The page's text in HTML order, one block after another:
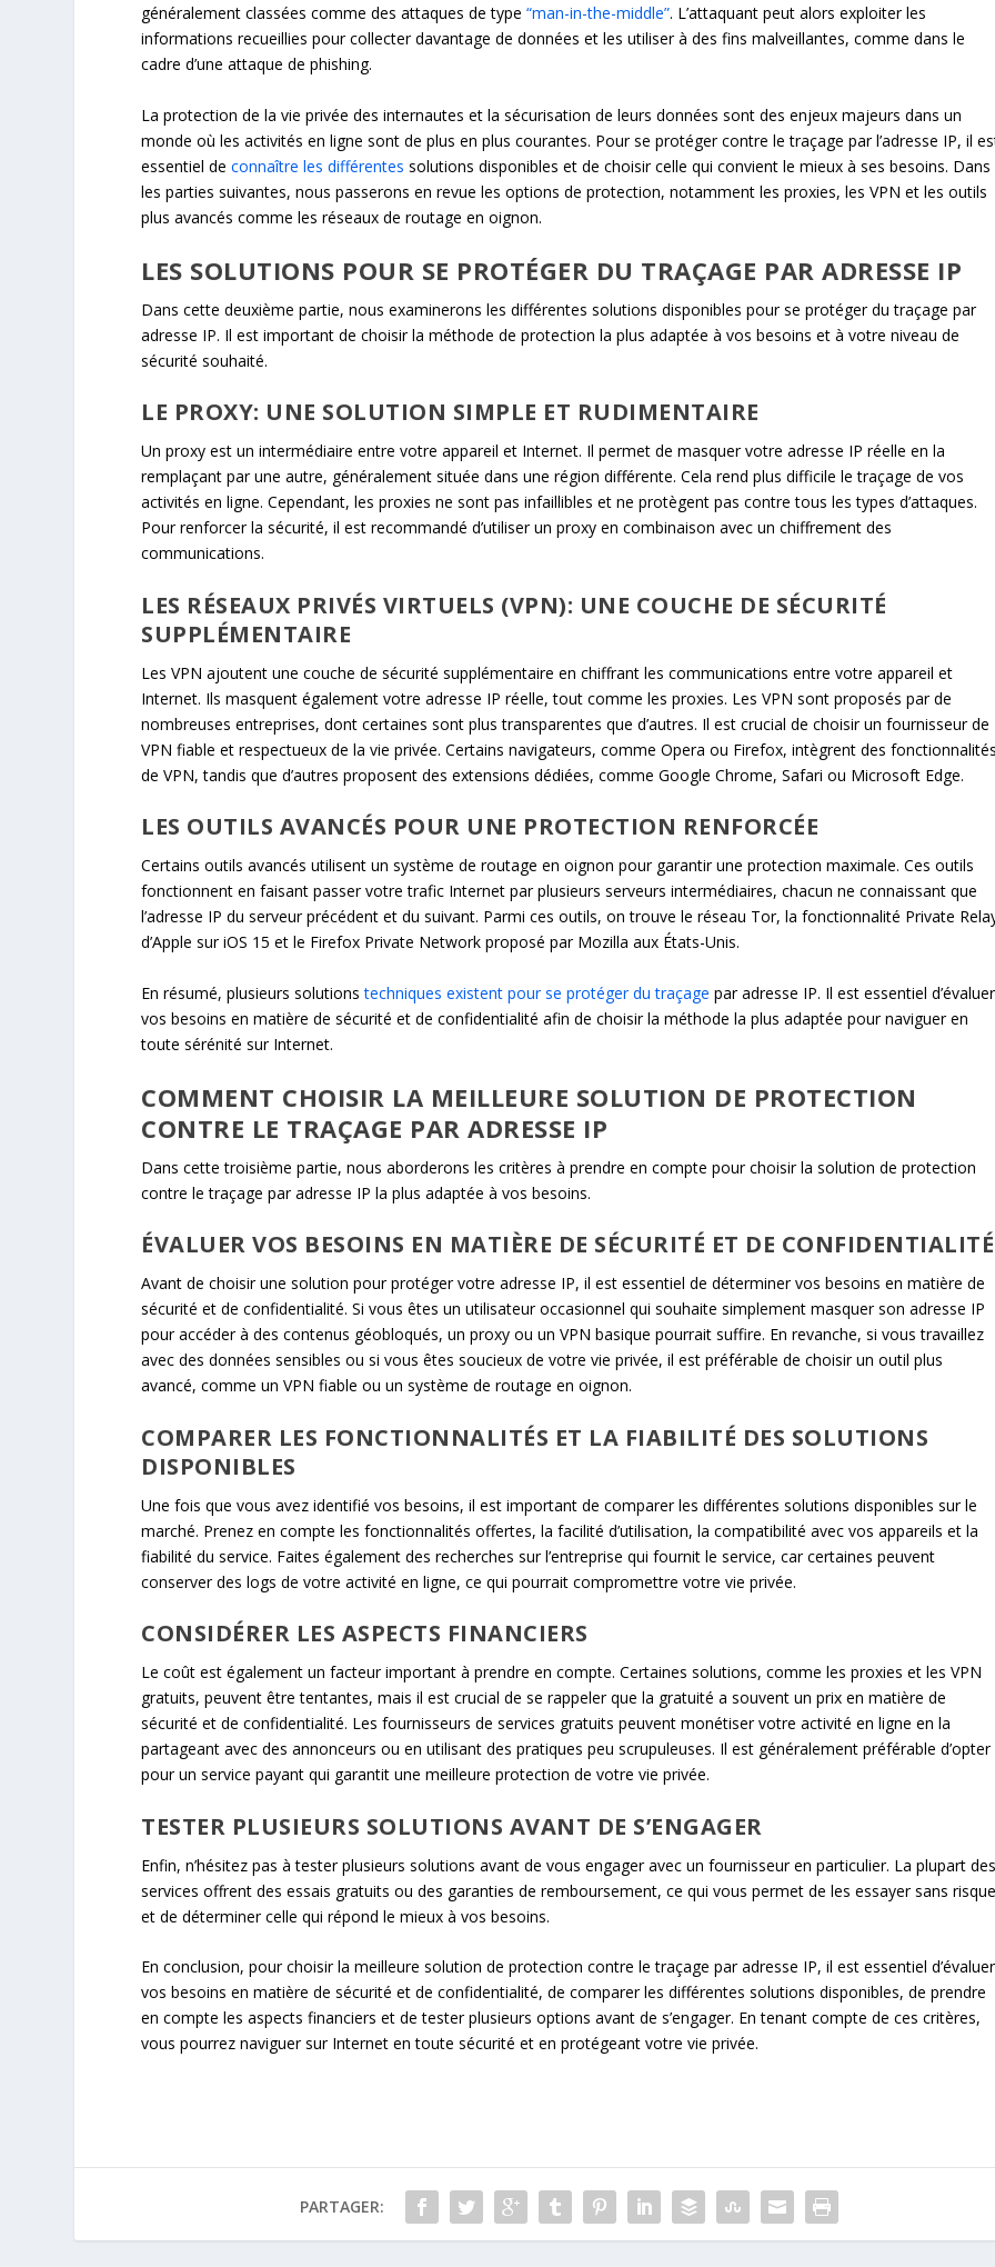
généralement classées comme des attaques de type“man-in-the-middle”. L’attaquant peut alors exploiter les
informations recueillies pour collecter davantage de données et les utiliser à des fins malveillantes, comme dans le
cadre d’une attaque de phishing.
La protection de la vie privée des internautes et la sécurisation de leurs données sont des enjeux majeurs dans un
monde où les activités en ligne sont de plus en plus courantes. Pour se protéger contre le traçage par l’adresse IP, il
essentiel deconnaître les différentes solutions disponibles et de choisir celle qui convient le mieux à ses besoins. Dans
les parties suivantes, nous passerons en revue les options de protection, notamment les proxies, les VPN et les outils
plus avancés comme les réseaux de routage en oignon.
LES SOLUTIONS POUR SE PROTÉGER DU TRAÇAGE PAR ADRESSE IP
Dans cette deuxième partie, nous examinerons les différentes solutions disponibles pour se protéger du traçage par
adresse IP. Il est important de choisir la méthode de protection la plus adaptée à vos besoins et à votre niveau de
sécurité souhaité.
LE PROXY: UNE SOLUTION SIMPLE ET RUDIMENTAIRE
Un proxy est un intermédiaire entre votre appareil et Internet. Il permet de masquer votre adresse IP réelle en la
remplaçant par une autre, généralement située dans une région différente. Cela rend plus difficile le traçage de vos
activités en ligne. Cependant, les proxies ne sont pas infaillibles et ne protègent pas contre tous les types d’attaques.
Pour renforcer la sécurité, il est recommandé d’utiliser un proxy en combinaison avec un chiffrement des
communications.
LES RÉSEAUX PRIVÉS VIRTUELS (VPN): UNE COUCHE DE SÉCURITÉ
SUPPLÉMENTAIRE
Les VPN ajoutent une couche de sécurité supplémentaire en chiffrant les communications entre votre appareil et
Internet. Ils masquent également votre adresse IP réelle, tout comme les proxies. Les VPN sont proposés par de
nombreuses entreprises, dont certaines sont plus transparentes que d’autres. Il est crucial de choisir un fournisseur de
VPN fiable et respectueux de la vie privée. Certains navigateurs, comme Opera ou Firefox, intègrent des
de VPN, tandis que d’autres proposent des extensions dédiées, comme Google Chrome, Safari ou Microsoft Edge.
LES OUTILS AVANCÉS POUR UNE PROTECTION RENFORCÉE
Certains outils avancés utilisent un système de routage en oignon pour garantir une protection maximale. Ces outils
fonctionnent en faisant passer votre trafic Internet par plusieurs serveurs intermédiaires, chacun ne connaissant que
l’adresse IP du serveur précédent et du suivant. Parmi ces outils, on trouve le réseau Tor, la fonctionnalité Private
d’Apple sur iOS 15 et le Firefox Private Network proposé par Mozilla aux États-Unis.
En résumé, plusieurs solutionstechniques existent pour se protéger du traçage par adresse IP. Il est essentiel d’évaluer
vos besoins en matière de sécurité et de confidentialité afin de choisir la méthode la plus adaptée pour naviguer en
toute sérénité sur Internet.
COMMENT CHOISIR LA MEILLEURE SOLUTION DE PROTECTION
CONTRE LE TRAÇAGE PAR ADRESSE IP
Dans cette troisième partie, nous aborderons les critères à prendre en compte pour choisir la solution de protection
contre le traçage par adresse IP la plus adaptée à vos besoins.
ÉVALUER VOS BESOINS EN MATIÈRE DE SÉCURITÉ ET DE CONFIDENTIALITÉ
Avant de choisir une solution pour protéger votre adresse IP, il est essentiel de déterminer vos besoins en matière de
sécurité et de confidentialité. Si vous êtes un utilisateur occasionnel qui souhaite simplement masquer son adresse IP
pour accéder à des contenus géobloqués, un proxy ou un VPN basique pourrait suffire. En revanche, si vous travaillez
avec des données sensibles ou si vous êtes soucieux de votre vie privée, il est préférable de choisir un outil plus
avancé, comme un VPN fiable ou un système de routage en oignon.
COMPARER LES FONCTIONNALITÉS ET LA FIABILITÉ DES SOLUTIONS
DISPONIBLES
Une fois que vous avez identifié vos besoins, il est important de comparer les différentes solutions disponibles sur le
marché. Prenez en compte les fonctionnalités offertes, la facilité d’utilisation, la compatibilité avec vos appareils et la
fiabilité du service. Faites également des recherches sur l’entreprise qui fournit le service, car certaines peuvent
conserver des logs de votre activité en ligne, ce qui pourrait compromettre votre vie privée.
CONSIDÉRER LES ASPECTS FINANCIERS
Le coût est également un facteur important à prendre en compte. Certaines solutions, comme les proxies et les VPN
gratuits, peuvent être tentantes, mais il est crucial de se rappeler que la gratuité a souvent un prix en matière de
sécurité et de confidentialité. Les fournisseurs de services gratuits peuvent monétiser votre activité en ligne en la
partageant avec des annonceurs ou en utilisant des pratiques peu scrupuleuses. Il est généralement préférable d’opter
pour un service payant qui garantit une meilleure protection de votre vie privée.
TESTER PLUSIEURS SOLUTIONS AVANT DE S’ENGAGER
Enfin, n’hésitez pas à tester plusieurs solutions avant de vous engager avec un fournisseur en particulier. La plupart
services offrent des essais gratuits ou des garanties de remboursement, ce qui vous permet de les essayer sans
et de déterminer celle qui répond le mieux à vos besoins.
En conclusion, pour choisir la meilleure solution de protection contre le traçage par adresse IP, il est essentiel d’évaluer
vos besoins en matière de sécurité et de confidentialité, de comparer les différentes solutions disponibles, de prendre
en compte les aspects financiers et de tester plusieurs options avant de s’engager. En tenant compte de ces critères,
vous pourrez naviguer sur Internet en toute sécurité et en protégeant votre vie privée.
PARTAGER: